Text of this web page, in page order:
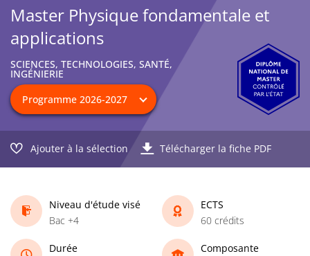
Master Physique fondamentale et
applications
SCIENCES, TECHNOLOGIES, SANTÉ,
INGÉNIERIE
Ajouter à la sélection Télécharger la fiche PDF
Niveau d'étude visé
Bac +4
ECTS
60 crédits
Durée
Composante